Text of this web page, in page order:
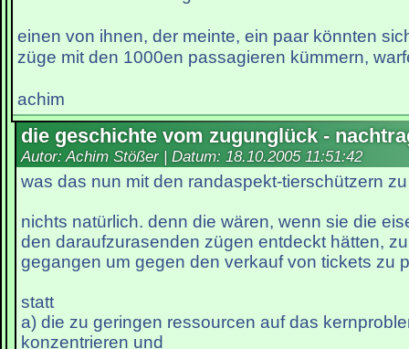
einen von ihnen, der meinte, ein paar könnten
züge mit den 1000en passagieren kümmern,
achim
die geschichte vom zugunglück -
Autor: Achim Stößer | Datum: 18.10.2005 11:51:42
was das nun mit den randaspekt-tierschützern
nichts natürlich. denn die wären, wenn sie die
den daraufzurasenden zügen entdeckt hätten,
gegangen um gegen den verkauf von tickets zu
statt
a) die zu geringen ressourcen auf das
konzentrieren und